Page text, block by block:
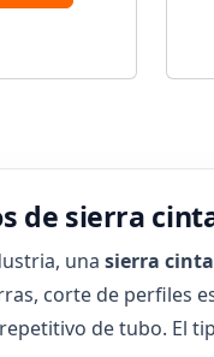
de sierra
una sierra
corte de perfiles
de tubo. El